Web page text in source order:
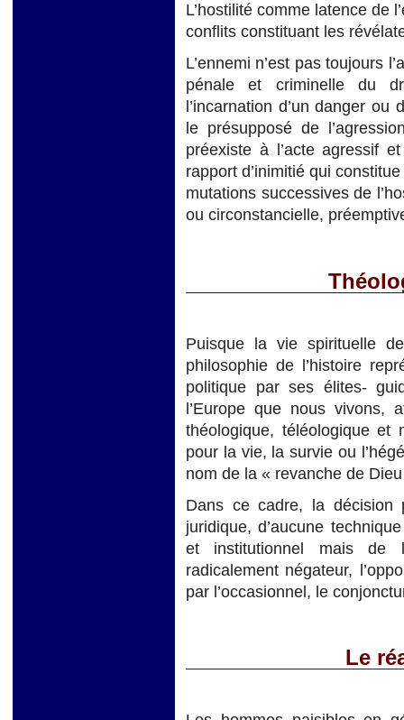
L’hostilité comme latence de
conflits constituant les
L’ennemi n’est pas toujours
pénale et criminelle du
l’incarnation d’un danger
le présupposé de
préexiste à l’acte agressif
rapport d’inimitié qui
mutations successives de
ou circonstancielle,
Puisque la vie spirituelle
philosophie de l’histoire
politique par ses élites-
l’Europe que nous vivons,
théologique, téléologique et
pour la vie, la survie ou
nom de la « revanche de
Dans ce cadre, la décision
juridique, d’aucune
et institutionnel mais de
radicalement négateur,
par l’occasionnel, le
Le